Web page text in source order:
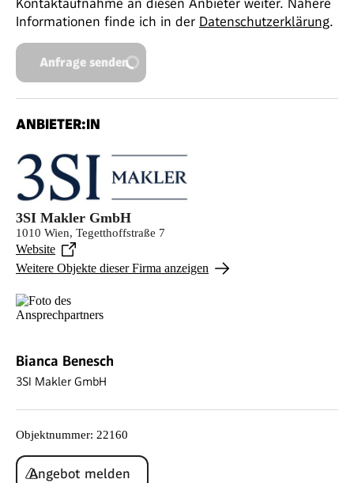
Informationen finde ich in der Datenschutzerklärung.
Anfrage senden
ANBIETER:IN
3SI Makler GmbH
1010 Wien, Tegetthoffstraße 7
Website
Weitere Objekte dieser Firma anzeigen
Bianca Benesch
3SI Makler GmbH
Objektnummer: 22160
Angebot melden